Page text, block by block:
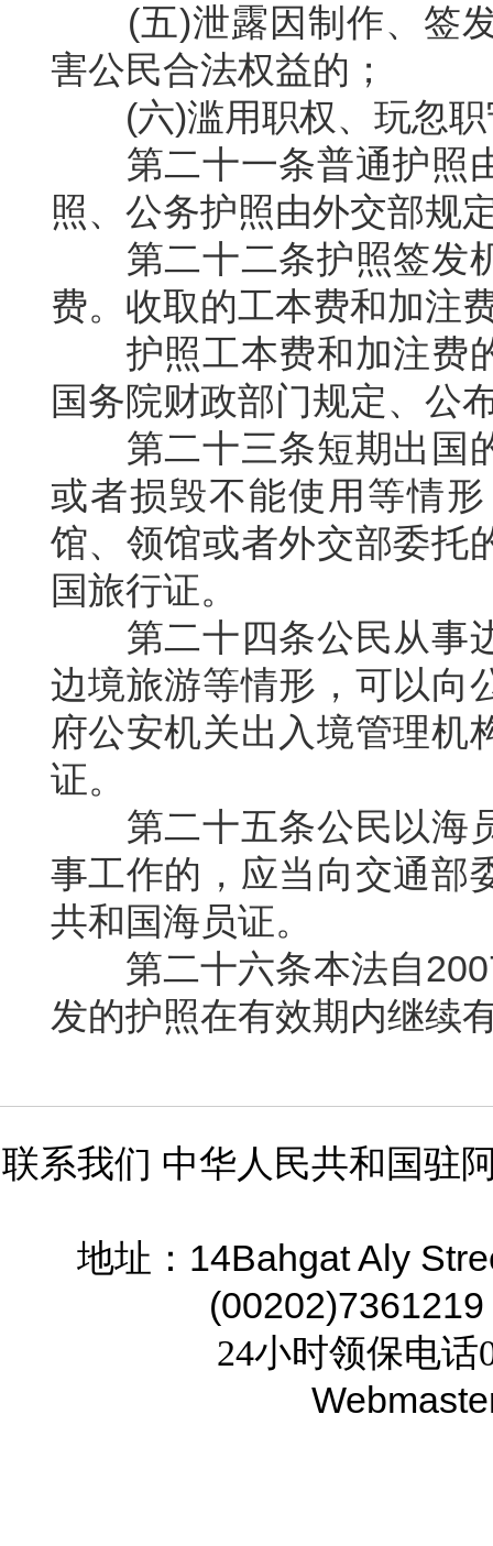
(五)泄露因制作、签
害公民合法权益的；
(六)滥用职权、玩忽
第二十一条普通护照
照、公务护照由外交部规
第二十二条护照签发
费。收取的工本费和加注
护照工本费和加注费
国务院财政部门规定、公
第二十三条短期出国
或者损毁不能使用等情
馆、领馆或者外交部委托
国旅行证。
第二十四条公民从事
边境旅游等情形，可以向
府公安机关出入境管理机
证。
第二十五条公民以海
事工作的，应当向交通部
共和国海员证。
第二十六条本法自
发的护照在有效期内继续
联系我们 中华人民共和国驻
地址： 14Bahgat Aly
(00202)7361219
24小时领保电话